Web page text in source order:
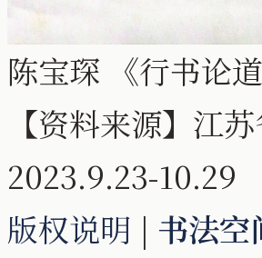
陈宝琛 《行书论
【资料来源】江
2023.9.23-10.29
版权说明 | 书法空